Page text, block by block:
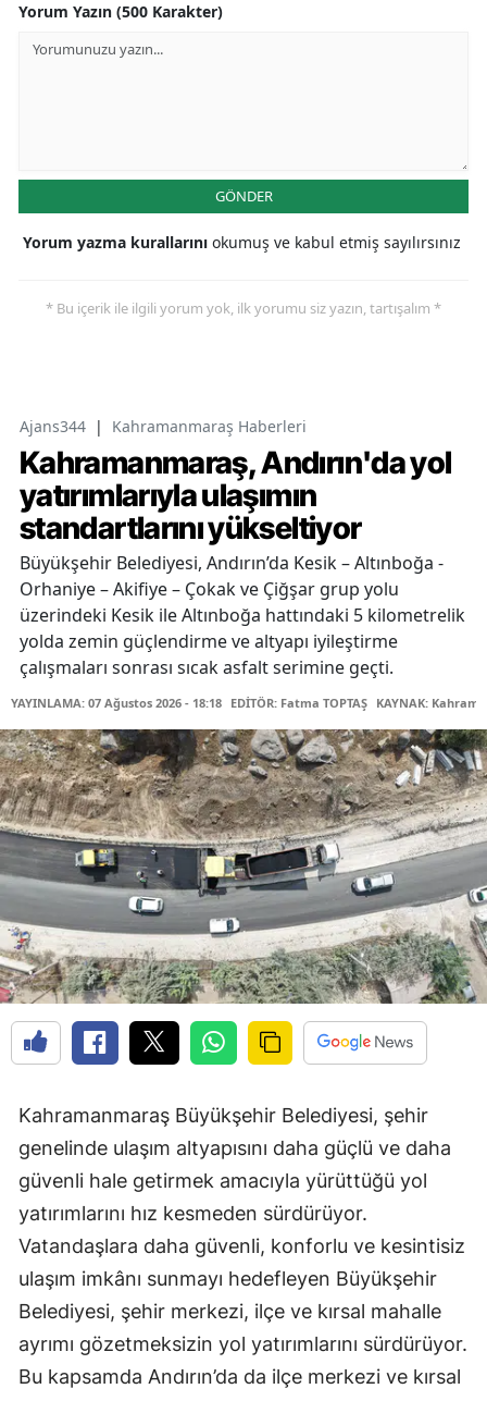
Yorum Yazın (500 Karakter)
GÖNDER
Yorum yazma kurallarını okumuş ve kabul etmiş sayılırsınız
* Bu içerik ile ilgili yorum yok, ilk yorumu siz yazın, tartışalım *
Ajans344 | Kahramanmaraş Haberleri
Kahramanmaraş, Andırın'da yol
yatırımlarıyla ulaşımın
standartlarını yükseltiyor
Büyükşehir Belediyesi, Andırın’da Kesik – Altınboğa -
Orhaniye – Akifiye – Çokak ve Çiğşar grup yolu
üzerindeki Kesik ile Altınboğa hattındaki 5 kilometrelik
yolda zemin güçlendirme ve altyapı iyileştirme
çalışmaları sonrası sıcak asfalt serimine geçti.
YAYINLAMA: 07 Ağustos 2026 - 18:18 EDİTÖR: Fatma TOPTAŞ KAYNAK:
Kahramanmaraş Büyükşehir Belediyesi, şehir
genelinde ulaşım altyapısını daha güçlü ve daha
güvenli hale getirmek amacıyla yürüttüğü yol
yatırımlarını hız kesmeden sürdürüyor.
Vatandaşlara daha güvenli, konforlu ve kesintisiz
ulaşım imkânı sunmayı hedefleyen Büyükşehir
Belediyesi, şehir merkezi, ilçe ve kırsal mahalle
ayrımı gözetmeksizin yol yatırımlarını sürdürüyor.
Bu kapsamda Andırın’da da ilçe merkezi ve kırsal